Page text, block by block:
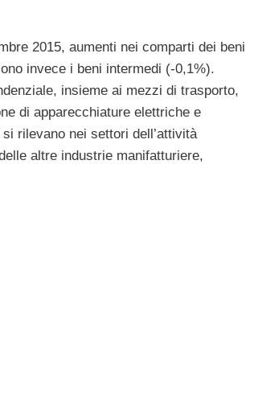
2015, aumenti nei comparti dei beni
invece i beni intermedi (-0,1%).
insieme ai mezzi di trasporto,
di apparecchiature elettriche e
rilevano nei settori dell’attività
altre industrie manifatturiere,